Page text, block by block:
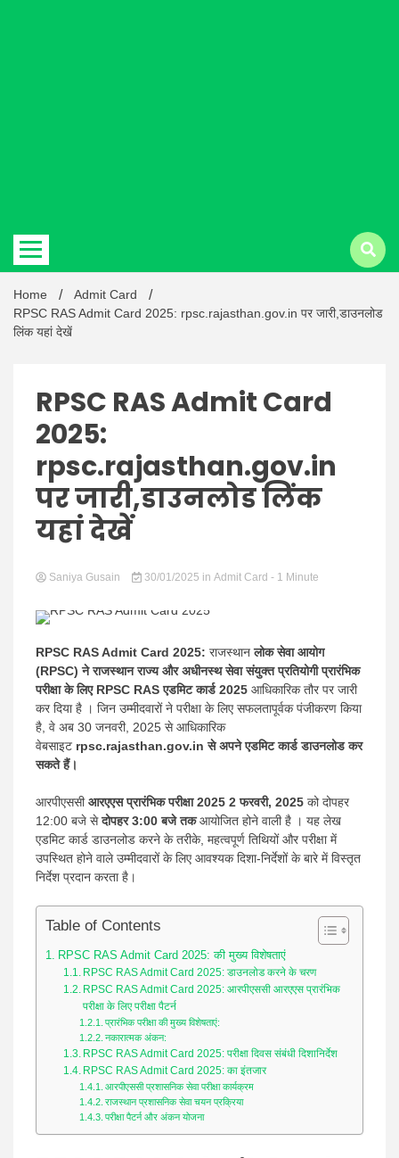
Latest
Hindi
News
Home
Admit Card
RPSC RAS Admit Card 2025: rpsc.rajasthan.gov.in पर जारी,डाउनलोड
लिंक यहां देखें
RPSC RAS Admit Card
2025:
rpsc.rajasthan.gov.in
पर जारी,डाउनलोड लिंक
यहां देखें
Saniya Gusain 30/01/2025 in Admit Card - 1 Minute
RPSC RAS Admit Card 2025: राजस्थानलोक सेवा आयोग
(RPSC) ने राजस्थान राज्य और अधीनस्थ सेवा संयुक्त प्रतियोगी प्रारंभिक
परीक्षा के लिए RPSC RAS ​​एडमिट कार्ड 2025 आधिकारिक तौर पर जारी
कर दिया है । जिन उम्मीदवारों ने परीक्षा के लिए सफलतापूर्वक पंजीकरण किया
है, वे अब 30 जनवरी, 2025 से आधिकारिक
वेबसाइट rpsc.rajasthan.gov.in से अपने एडमिट कार्ड डाउनलोड कर
सकते हैं।
आरपीएससीआरएएस प्रारंभिक परीक्षा 2025 2 फरवरी, 2025 को दोपहर
12:00 बजे सेदोपहर 3:00 बजे तकआयोजित होने वाली है । यह लेख
एडमिट कार्ड डाउनलोड करने के तरीके, महत्वपूर्ण तिथियों और परीक्षा में
उपस्थित होने वाले उम्मीदवारों के लिए आवश्यक दिशा-निर्देशों के बारे में विस्तृत
निर्देश प्रदान करता है।
Table of Contents
RPSC RAS Admit Card 2025: की मुख्य विशेषताएं
RPSC RAS Admit Card 2025: डाउनलोड करने के चरण
RPSC RAS Admit Card 2025: आरपीएससी आरएएस प्रारंभिक
परीक्षा के लिए परीक्षा पैटर्न
प्रारंभिक परीक्षा की मुख्य विशेषताएं:
नकारात्मक अंकन:
RPSC RAS Admit Card 2025: परीक्षा दिवस संबंधी दिशानिर्देश
RPSC RAS Admit Card 2025: का इंतजार
आरपीएससी प्रशासनिक सेवा परीक्षा कार्यक्रम
राजस्थान प्रशासनिक सेवा चयन प्रक्रिया
परीक्षा पैटर्न और अंकन योजना